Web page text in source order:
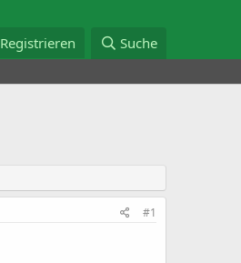
Registrieren Suche
#1